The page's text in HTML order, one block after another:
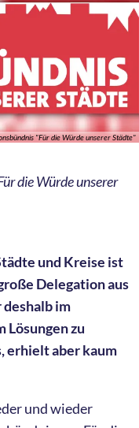
"Für die Würde unserer Städte"
die Würde unserer
und Kreise ist
Delegation aus
im
Lösungen zu
erhielt aber kaum
und wieder